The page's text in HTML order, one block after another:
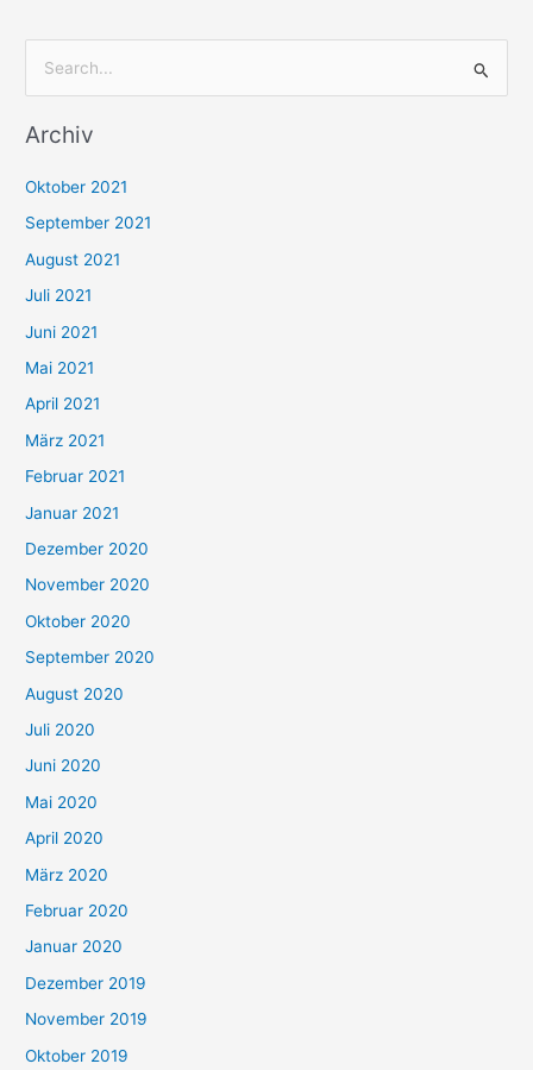
c
n
n
a
c
h
:
Archiv
Oktober 2021
September 2021
August 2021
Juli 2021
Juni 2021
Mai 2021
April 2021
März 2021
Februar 2021
Januar 2021
Dezember 2020
November 2020
Oktober 2020
September 2020
August 2020
Juli 2020
Juni 2020
Mai 2020
April 2020
März 2020
Februar 2020
Januar 2020
Dezember 2019
November 2019
Oktober 2019